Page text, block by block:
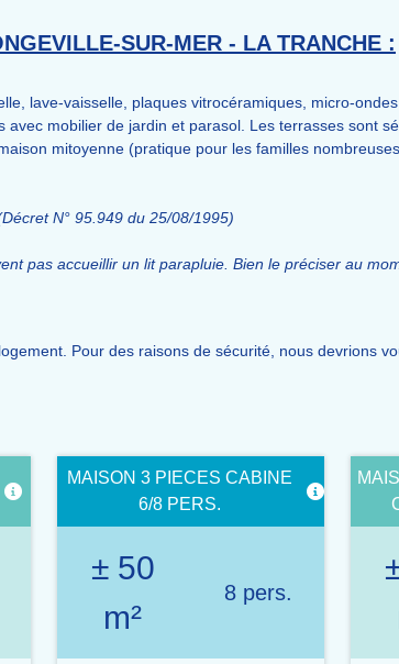
SUR-MER - LA TRANCHE :
lave-vaisselle, plaques vitrocéramiques, micro-
mobilier de jardin et parasol. Les terrasses sont
mitoyenne (pratique pour les familles
N° 95.949 du 25/08/1995)
pas accueillir un lit parapluie. Bien le préciser au
Pour des raisons de sécurité, nous devrions
MAISON 3 PIECES CABINE
6/8 PERS.
± 50
m²
8 pers.